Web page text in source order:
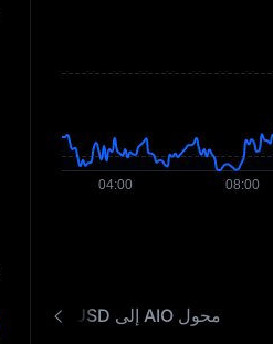
محول AIO إلى USD